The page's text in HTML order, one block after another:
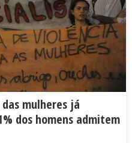
mulheres já
dos homens admitem